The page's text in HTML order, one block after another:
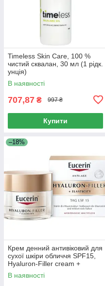
Timeless Skin Care, 100 %
чистий сквалан, 30 мл (1 рідк.
унція)
В наявності
707,87 ₴ 997 ₴
Купити
–18%
Крем денний антивіковий для
сухої шкіри обличчя SPF15,
Hyaluron-Filler cream +
Elastisity day anti-aging cream
for dry skin,
В наявності